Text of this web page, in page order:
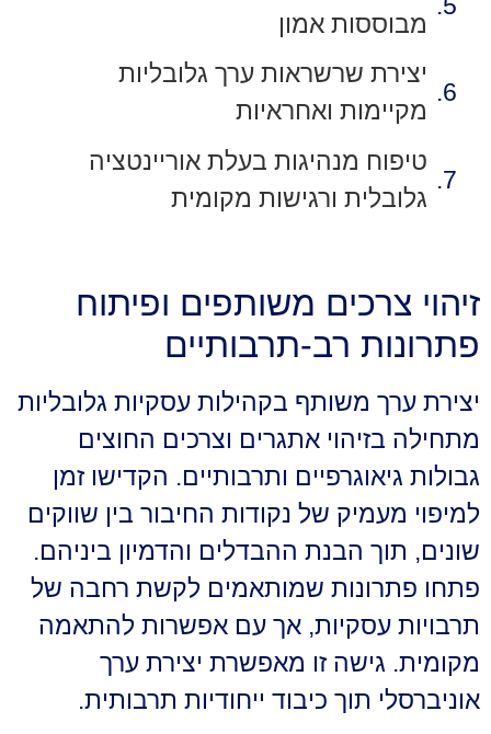
מבוססות אמון
יצירת שרשראות ערך גלובליות
מקיימות ואחראיות
טיפוח מנהיגות בעלת אוריינטציה
גלובלית ורגישות מקומית
זיהוי צרכים משותפים ופיתוח
פתרונות רב-תרבותיים
יצירת ערך משותף בקהילות עסקיות גלובליות
מתחילה בזיהוי אתגרים וצרכים החוצים
גבולות גיאוגרפיים ותרבותיים. הקדישו זמן
למיפוי מעמיק של נקודות החיבור בין שווקים
שונים, תוך הבנת ההבדלים והדמיון ביניהם.
פתחו פתרונות שמותאמים לקשת רחבה של
תרבויות עסקיות, אך עם אפשרות להתאמה
מקומית. גישה זו מאפשרת יצירת ערך
אוניברסלי תוך כיבוד ייחודיות תרבותית.